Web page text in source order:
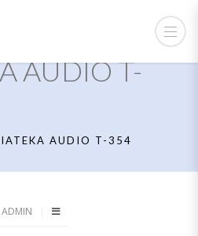
AUDIO T-
AUDIO T-354
ADMIN